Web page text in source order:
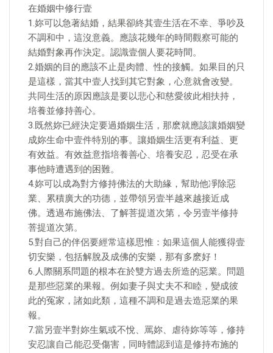
在婚姻中修行壹
1.妳可以急著結婚，結果卻終其壹生活在不幸、爭吵及
不調和中，這沒意義。應該花幾年的時間觀察可能的
結婚對象再作決定。認識壹個人要花時間。
2.婚姻的目的應該不止是肉體、性的接觸。如果目的只
是這樣，當其中壹人找到其它對象，心意就會改變。
共同生活的原因應該是要以悲心和慈愛彼此相扶持，
培養並修持善心。
3.既然妳已經決定要過婚姻生活，那麽就應該讓婚姻變
成妳生命中壹件特別的事。讓婚姻生活更有利益、更
有效益。有效益意指培養善心、培養安忍，忍受在承
事他時遭遇到的困難。
4.妳可以成為對方修持佛法的大助緣，幫助他凈除惡
業、累積廣大的功德，並帶領另壹半越來越接近成
佛。透過布施佛法、了解菩提道次第，令另壹半修持
菩提道次第。
5.對自己的伴侶要經常這樣思惟：如果這個人能獲得壹
切安樂，包括解脫及成佛的安樂，那有多麽好！
6.人際關系問題的根本在於雙方過去所造的惡業。問題
是那些惡業的果報。例如妻子與丈夫不和睦，變成彼
此的冤家，諸如此類，這種不調和是過去造惡業的果
報。
7.當另壹半對妳生氣或不悅、罵妳、虐待妳等等，修持
安忍讓自己能忍受傷害，同時體認到這是修持布施的